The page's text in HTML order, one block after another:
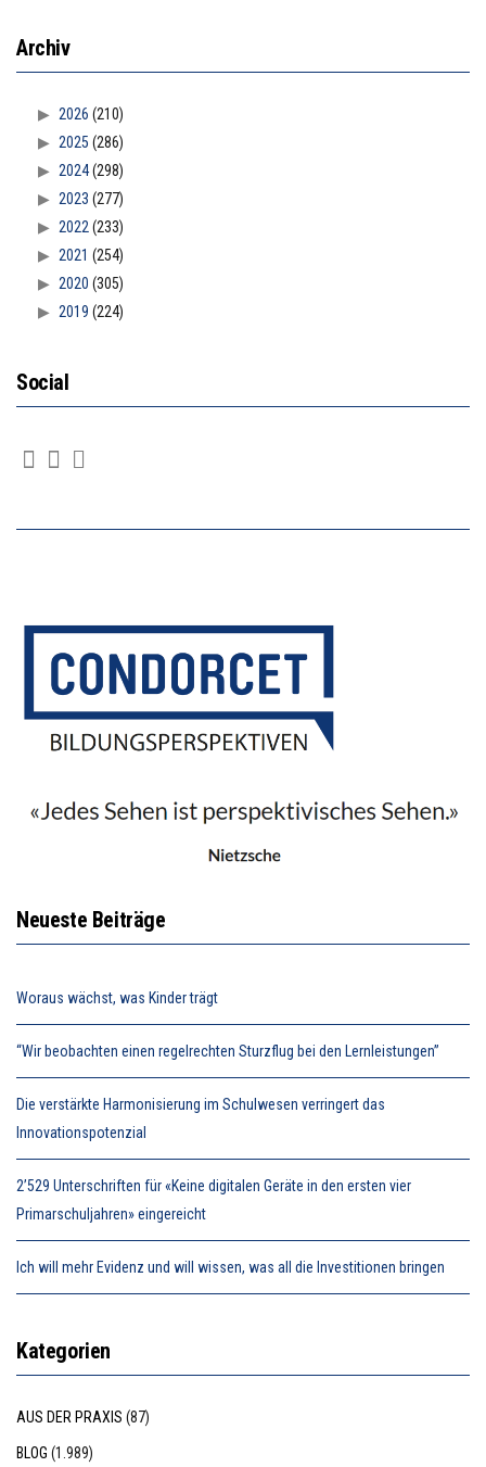
Archiv
2026 (210)
2025 (286)
2024(298)
2023 (277)
2022(233)
2021 (254)
2020 (305)
2019 (224)
Social
Neueste Beiträge
Woraus wächst, was Kinder trägt
“Wir beobachten einen regelrechten Sturzflug bei den Lernleistungen”
Die verstärkte Harmonisierung im Schulwesen verringert das
Innovationspotenzial
2’529 Unterschriften für «Keine digitalen Geräte in den ersten vier
Primarschuljahren» eingereicht
Ich will mehr Evidenz und will wissen, was all die Investitionen bringen
Kategorien
AUS DER PRAXIS (87)
BLOG (1.989)